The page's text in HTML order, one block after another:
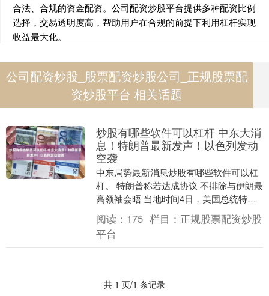
合法、合规的资金配资。公司配资炒股平台提供多种配资比例
选择，交易透明度高，帮助用户在合规的前提下利用杠杆实现
收益最大化。
公司配资炒股_股票配资炒股公司_正规股票配
资炒股平台 相关话题
炒股有哪些软件可以杠杆 中东大消
息！特朗普最新发声！以色列发动
空袭
中东局势最新消息炒股有哪些软件可以杠
杆。 特朗普称若达成协议 不排除与伊朗最
高领袖会晤 当地时间4日，美国总统特朗
普表示，如果美国与伊朗最终达成协议，
他不排除与....
阅读： 175 栏目： 正规股票配资炒股
平台
共 1 页/1 条记录